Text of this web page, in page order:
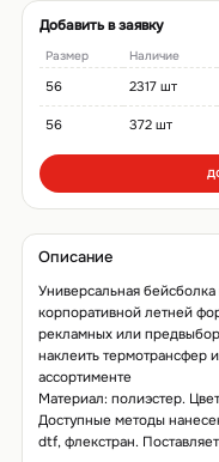
Добавить в заявку
Размер Наличие
56 2317 шт
56 372 шт
Описание
Универсальная
корпоративной летней
рекламных или
наклеить термотрансфер
ассортименте
Материал: полиэстер.
Доступные методы
dtf, флекстран.